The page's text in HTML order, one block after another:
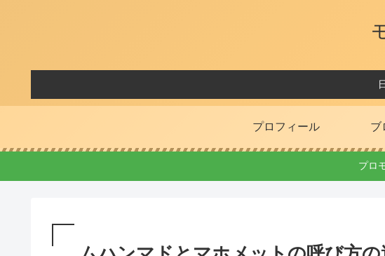
プロフィール ブ
プロ